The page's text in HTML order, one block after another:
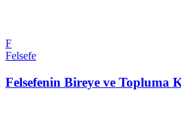
F
Felsefe
Felsefenin Bireye ve Topluma